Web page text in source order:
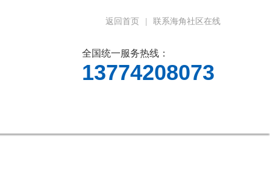
返回首页 联系海角社区在线
全国统一服务热线：
13774208073